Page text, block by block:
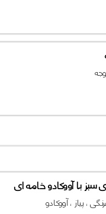
سبز با آووکادو خامه ای
، پیاز ، آووکادو